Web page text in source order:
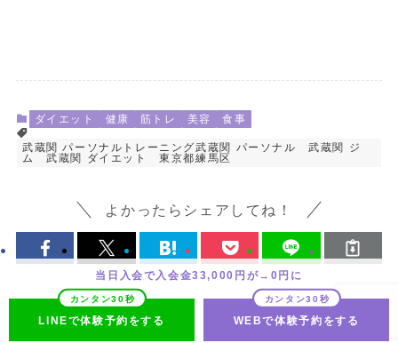
ダイエット 健康 筋トレ 美容 食事
武蔵関 パーソナルトレーニング武蔵関 パーソナル 武蔵関 ジ
ム 武蔵関 ダイエット 東京都練馬区
よかったらシェアしてね！
当日入会で入会金33,000円が→0円に
LINEで体験予約をする WEBで体験予約をする